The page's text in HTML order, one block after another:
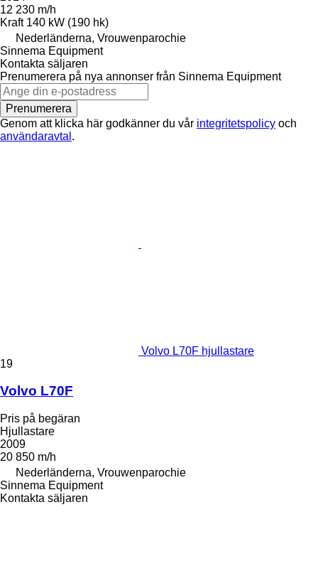
12 230 m/h
Kraft 140 kW (190 hk)
Nederländerna, Vrouwenparochie
Sinnema Equipment
Kontakta säljaren
Prenumerera på nya annonser från Sinnema Equipment
Prenumerera
Genom att klicka här godkänner du vår integritetspolicy och
användaravtal .
Volvo L70F hjullastare
19
Volvo L70F
Pris på begäran
Hjullastare
2009
20 850 m/h
Nederländerna, Vrouwenparochie
Sinnema Equipment
Kontakta säljaren